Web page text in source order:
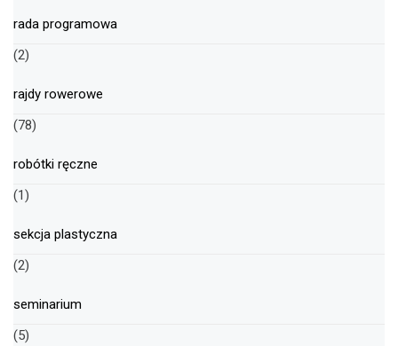
rada programowa
(2)
rajdy rowerowe
(78)
robótki ręczne
(1)
sekcja plastyczna
(2)
seminarium
(5)